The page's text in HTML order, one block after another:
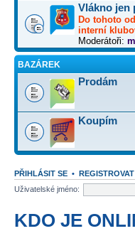
Vlákno jen
Do tohoto
interní
Moderátoři:
BAZÁREK
Prodám
Koupím
PŘIHLÁSIT SE • REGISTROVAT
Uživatelské jméno:
KDO JE